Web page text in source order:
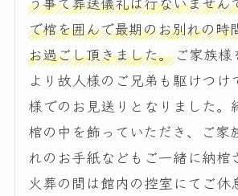
で棺を囲んで最期のお別れの時
お過ごし頂きました。 ご家族
より故人様のご兄弟も駆けつけ
様でのお見送りとなりました。
棺の中を飾っていただき、ご家
れのお手紙などもご一緒に納棺
火葬の間は館内の控室にてご休